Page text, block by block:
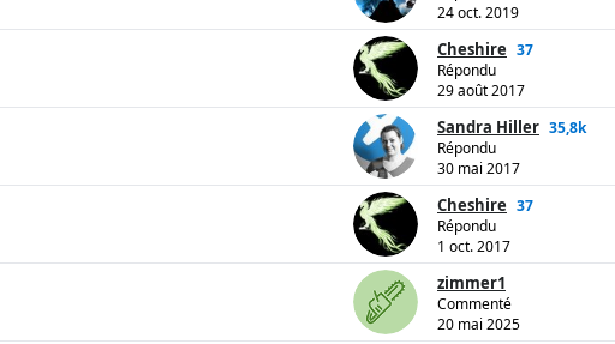
24 oct. 2019
Cheshire 37
Répondu
29 août 2017
Sandra Hiller 35,8k
Répondu
30 mai 2017
Cheshire 37
Répondu
1 oct. 2017
zimmer1
Commenté
20 mai 2025